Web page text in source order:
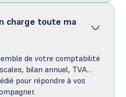
charge toute ma
de votre comptabilité
bilan annuel, TVA…
pour répondre à vos